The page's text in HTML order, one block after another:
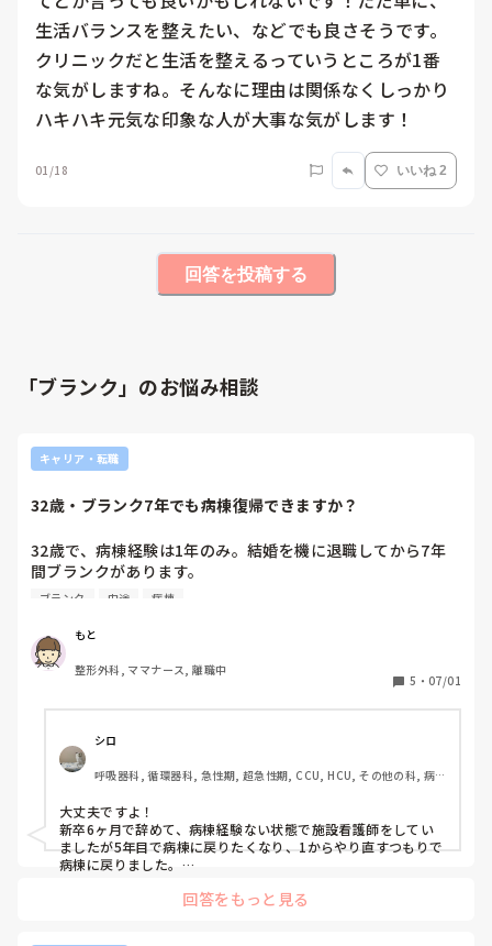
生活バランスを整えたい、などでも良さそうです。
クリニックだと生活を整えるっていうところが1番
な気がしますね。そんなに理由は関係なくしっかり
ハキハキ元気な印象な人が大事な気がします！
01/18 いいね 2
回答を投稿する
「ブランク」のお悩み相談
キャリア・転職
32歳・ブランク7年でも病棟復帰できますか？
32歳で、病棟経験は1年のみ。結婚を機に退職してから7年
間ブランクがあります。
今からでも病棟で働くことは可能でしょうか？
状態で病棟に入ったら、スタッフの方に迷惑をかけてしまう
のでは...と不安です。
このような場合でも、新卒の方と同じように1から指導して
ブランクが長い方や経験が浅い方の中途採用について、実際
ブランク 中途 病棟
もと
整形外科, ママナース, 離職中
5 ・ 07/01
シロ
呼吸器科, 循環器科, 急性期, 超急性期, CCU, HCU, その他の科, 病
大丈夫ですよ！
新卒6ヶ月で辞めて、病棟経験ない状態で施設看護師をしてい
ましたが5年目で病棟に戻りたくなり、1からやり直すつもりで
病棟に戻りました。
ある新人として働いてます！回答をもっと見る